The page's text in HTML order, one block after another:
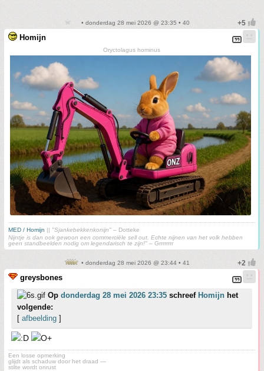
• donderdag 28 mei 2026 @ 23:35 • 40
Homijn
Oryctolagus hominus
MED / Homijn || "Sjankebekkenkonijn" – Dotteke
Nijntje is dan ook gewoon een commerciële sell out. Echte nijnen van het volk hebben
geen standbeelden nodig om legendarisch te zijn!" – Grrrrrrrr
• donderdag 28 mei 2026 @ 23:44 • 41
greysbones
Op donderdag 28 mei 2026 23:35 schreef Homijn het
volgende:
[ afbeelding ]
Een losse opmerking
glijdt als schaduw door het draad —
stilte wordt onrust